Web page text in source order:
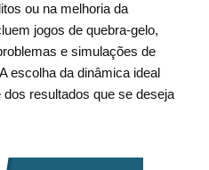
ou na melhoria da
jogos de quebra-gelo,
e simulações de
escolha da dinâmica ideal
resultados que se deseja